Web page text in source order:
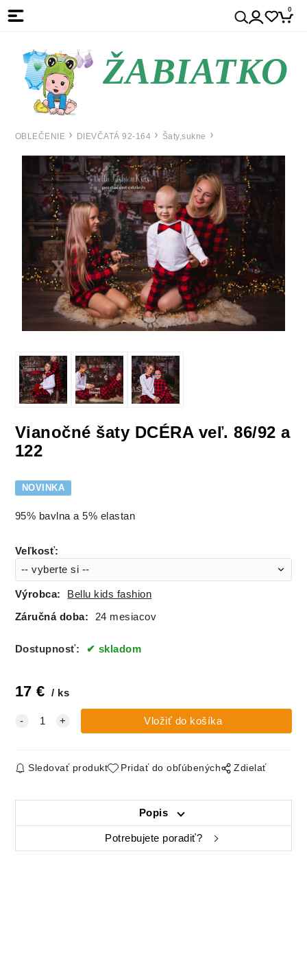
0
ŽABIATKO
OBLEČENIE DIEVČATÁ 92-164 Šaty,sukne
Vianočné šaty DCÉRA veľ. 86/92 a
122
NOVINKA
95% bavlna a 5% elastan
Veľkosť:
Výrobca: Bellu kids fashion
Záručná doba: 24 mesiacov
Dostupnosť: skladom
17 € ks
Sledovať produkt Pridať do obľúbených Zdielať
Popis
Potrebujete poradiť?